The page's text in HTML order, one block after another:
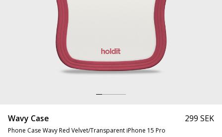
Wavy Case
Phone Case Wavy Red Velvet/Transparent iPhone 15 Pro
299 SEK